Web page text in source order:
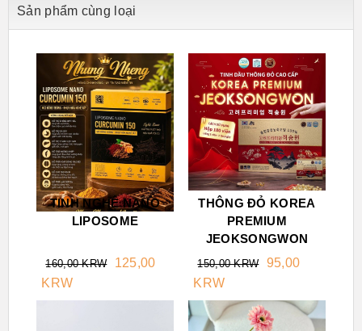
Sản phẩm cùng loại
TINH NGHỆ NANO
LIPOSOME
160,00 KRW
125,00
KRW
THÔNG ĐỎ KOREA
PREMIUM
JEOKSONGWON
150,00 KRW
95,00
KRW